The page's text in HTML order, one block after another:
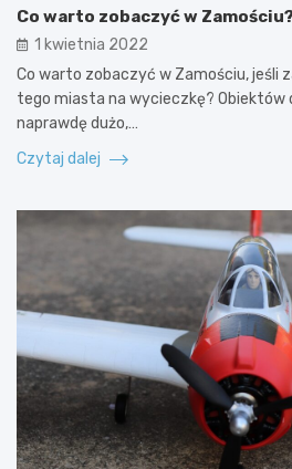
Co warto zobaczyć w
1 kwietnia 2022
Co warto zobaczyć w Zamościu, jeśli
tego miasta na wycieczkę? Obiektów
naprawdę dużo,…
Czytaj dalej